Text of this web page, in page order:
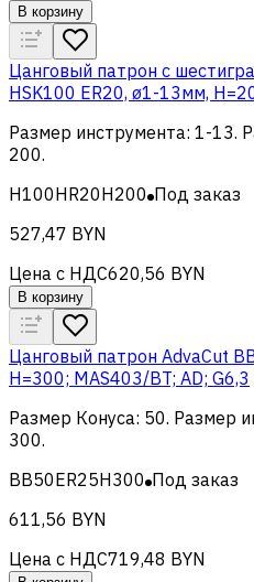
В корзину
Цанговый патрон c
HSK100 ER20, ø1-13мм,
Размер инструмента: 1-13.
200.
H100HR20H200 Под заказ
527,47 BYN
Цена с НДС620,56 BYN
В корзину
Цанговый патрон AdvaCut
H=300; MAS403/BT; AD; G6,3
Размер Конуса: 50. Размер
300.
BB50ER25H300 Под заказ
611,56 BYN
Цена с НДС719,48 BYN